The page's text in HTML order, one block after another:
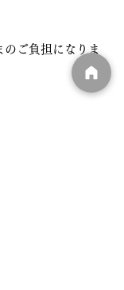
のご負担になりま